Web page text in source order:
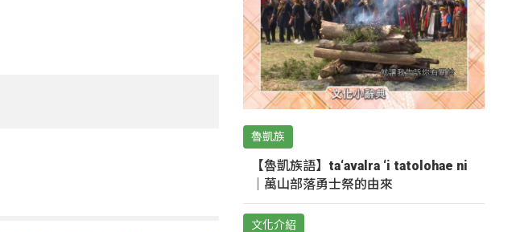
魯凱族
【魯凱族語】ta‘avalra ‘i tatolohae ni
｜萬山部落勇士祭的由來
文化介紹